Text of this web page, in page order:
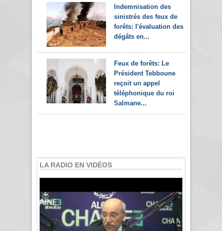
Indemnisation des
sinistrés des feux de
forêts: l'évaluation des
dégâts en...
Feux de forêts: Le
Président Tebboune
reçoit un appel
téléphonique du roi
Salmane...
LA RADIO EN VIDÉOS